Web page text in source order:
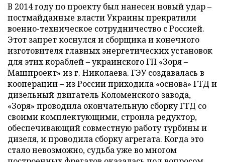
В 2014 году по проекту был нанесен новый удар –
постмайданные власти Украины прекратили
военно-техническое сотрудничество с Россией.
Этот запрет коснулся и сборщика и конечного
изготовителя главных энергетических установок
для этих кораблей – украинского ГП «Зоря –
Машпроект» из г. Николаева. ГЭУ создавалась в
кооперации – из России приходила «основа» ГТД и
дизельный двигатель Коломенского завода,
«Зоря» проводила окончательную сборку ГТД со
своими комплектующими, строила редуктор,
обеспечивающий совместную работу турбины и
дизеля, и проводила сборку агрегата. Когда это
стало невозможно, судьба уже во многом